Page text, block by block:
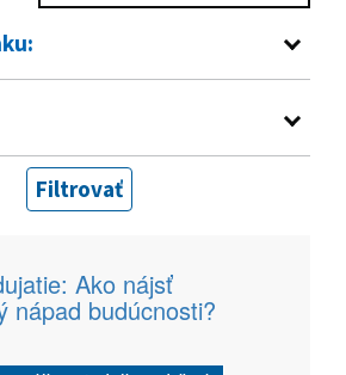
Filtrovať
Ako nájsť
nápad budúcnosti?